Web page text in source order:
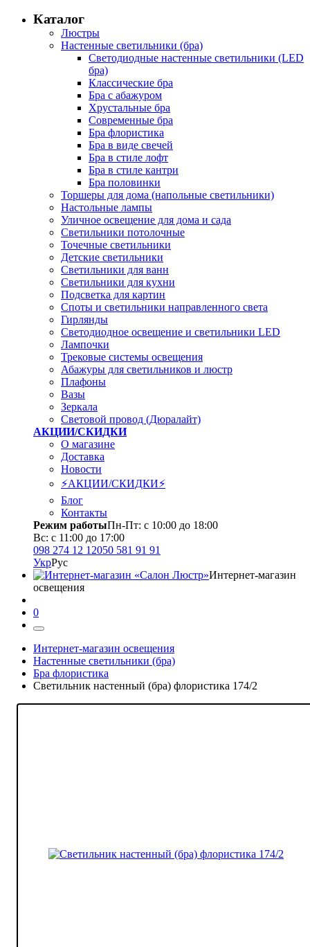
Каталог
Люстры
Настенные светильники (бра)
Светодиодные настенные светильники (LED
бра)
Классические бра
Бра с абажуром
Хрустальные бра
Современные бра
Бра флористика
Бра в виде свечей
Бра в стиле лофт
Бра в стиле кантри
Бра половинки
Торшеры для дома (напольные светильники)
Настольные лампы
Уличное освещение для дома и сада
Светильники потолочные
Точечные светильники
Детские светильники
Светильники для ванн
Светильники для кухни
Подсветка для картин
Споты и светильники направленного света
Гирлянды
Светодиодное освещение и светильники LED
Лампочки
Трековые системы освещения
Абажуры для светильников и люстр
Плафоны
Вазы
Зеркала
Световой провод (Дюралайт)
АКЦИИ/СКИДКИ
О магазине
Доставка
Новости
⚡АКЦИИ/СКИДКИ⚡
Блог
Контакты
Режим работыПн-Пт: с 10:00 до 18:00
Вс: с 11:00 до 17:00
098 274 12 12050 581 91 91
УкрРус
Интернет-магазин
освещения
0
Интернет-магазин освещения
Настенные светильники (бра)
Бра флористика
Светильник настенный (бра) флористика 174/2